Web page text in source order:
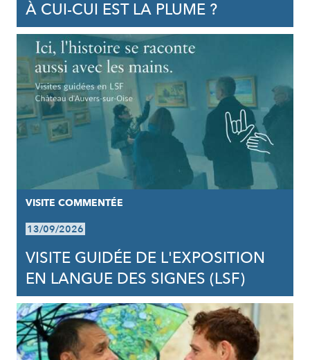
À CUI-CUI EST LA PLUME ?
VISITE COMMENTÉE
13/09/2026
VISITE GUIDÉE DE L'EXPOSITION
EN LANGUE DES SIGNES (LSF)